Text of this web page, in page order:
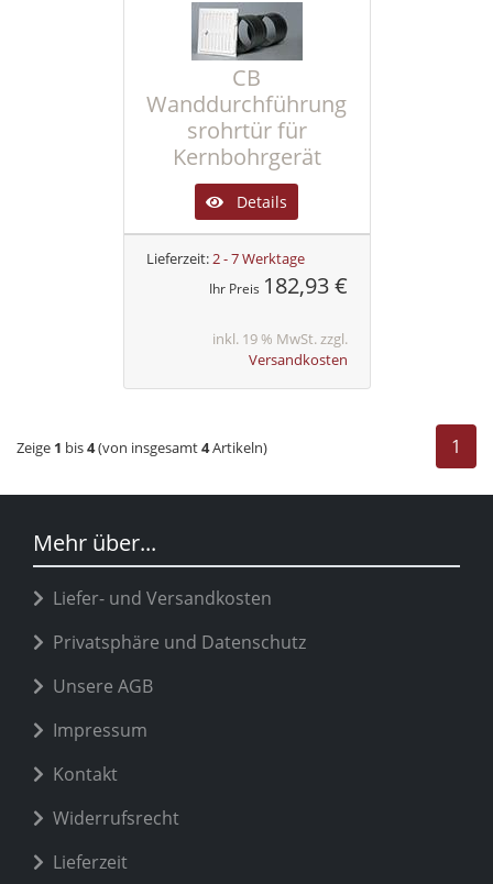
CB
Wanddurchführung
srohrtür für
Kernbohrgerät
Details
Lieferzeit:2 - 7 Werktage
Ihr Preis 182,93 €
inkl. 19 % MwSt. zzgl.
Versandkosten
Zeige 1 bis4(von insgesamt4Artikeln) 1
Mehr über...
Liefer- und Versandkosten
Privatsphäre und Datenschutz
Unsere AGB
Impressum
Kontakt
Widerrufsrecht
Lieferzeit